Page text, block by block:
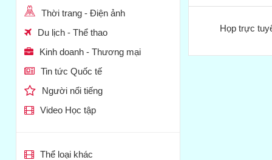
Thời trang - Điện ảnh
Du lịch - Thể thao
Kinh doanh - Thương mại
Tin tức Quốc tế
Người nổi tiếng
Video Học tập
Thể loại khác
Họp trực